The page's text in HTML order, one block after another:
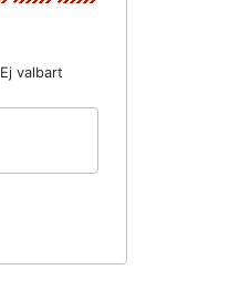
Ej valbart